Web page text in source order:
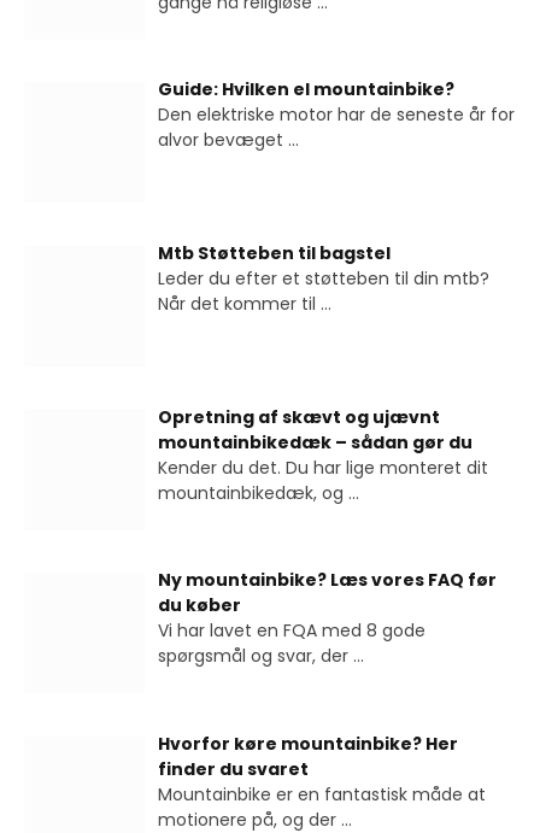
Guide: Hvilken el mountainbike?
Den elektriske motor har de seneste år for
alvor bevæget ...
Mtb Støtteben til bagstel
Leder du efter et støtteben til din mtb?
Når det kommer til ...
Opretning af skævt og ujævnt
mountainbikedæk – sådan gør du
Kender du det. Du har lige monteret dit
mountainbikedæk, og ...
Ny mountainbike? Læs vores FAQ før
du køber
Vi har lavet en FQA med 8 gode
spørgsmål og svar, der ...
Hvorfor køre mountainbike? Her
finder du svaret
Mountainbike er en fantastisk måde at
motionere på, og der ...